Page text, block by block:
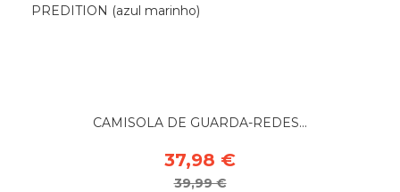
CAMISOLA DE GUARDA-REDES...
37,98 €
39,99 €